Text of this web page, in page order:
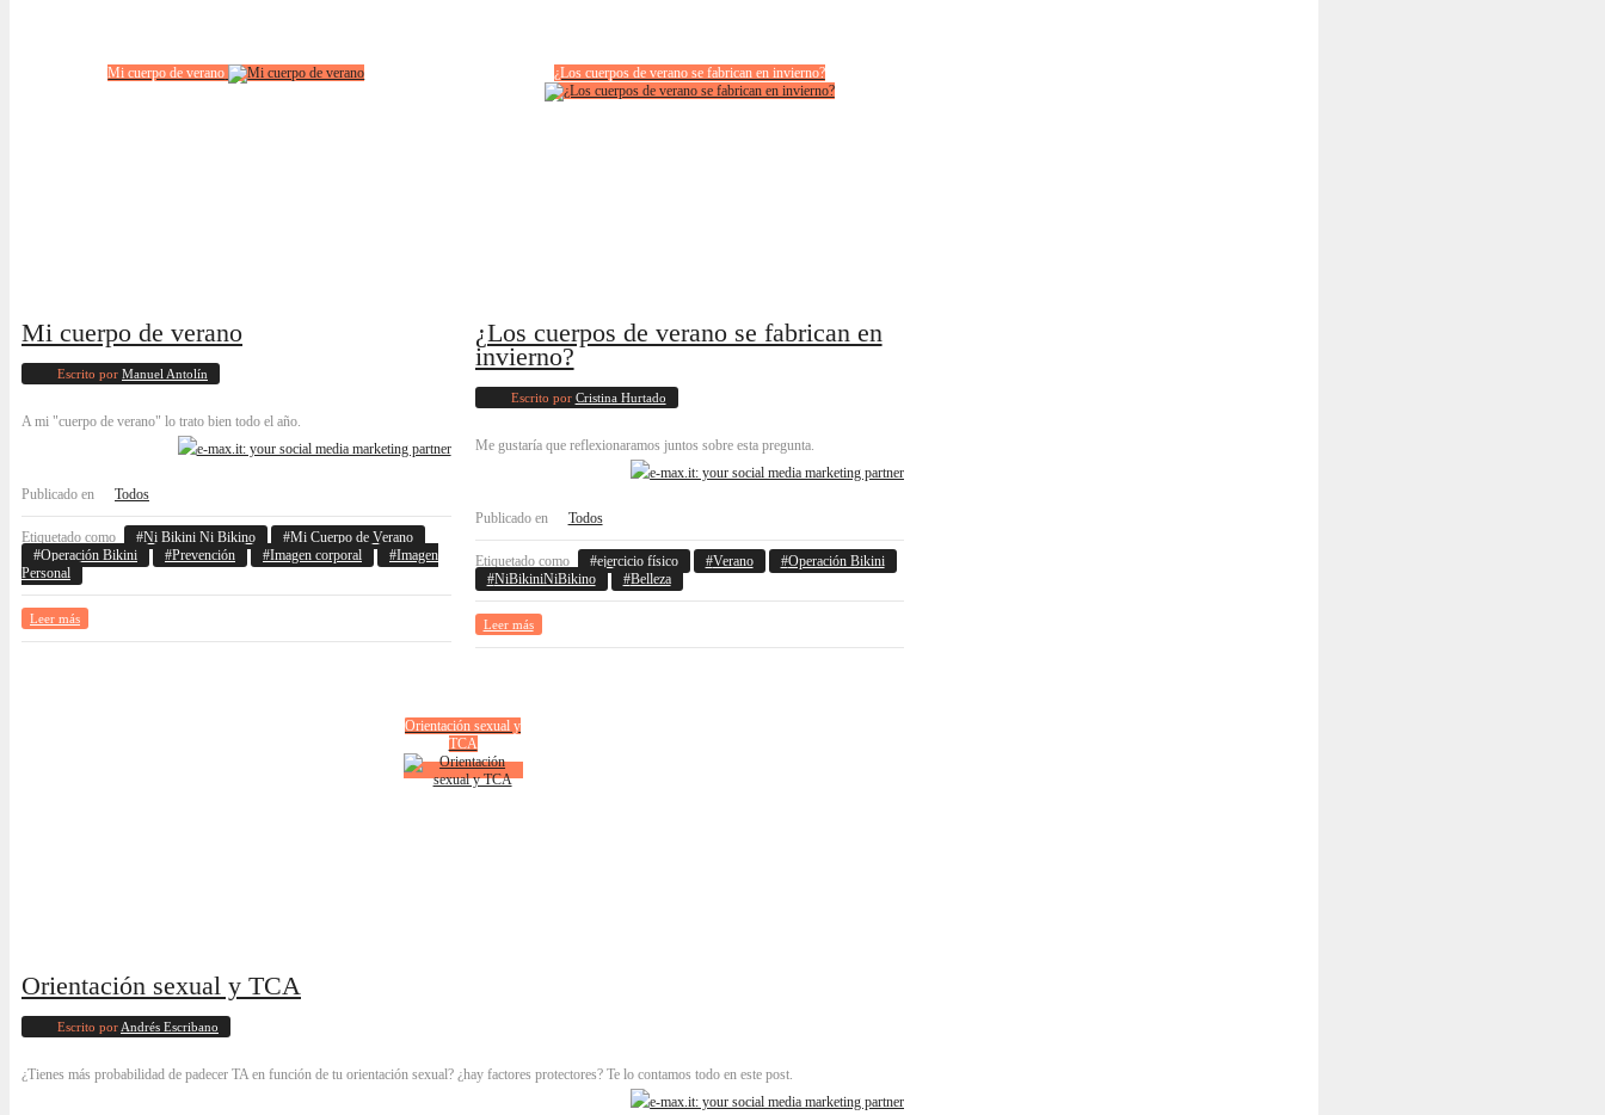
Mi cuerpo de verano
Mi cuerpo de verano
Escrito por Manuel Antolín
A mi "cuerpo de verano" lo trato bien todo el año.
Publicado en Todos
Etiquetado como Ni Bikini Ni Bikino
Mi Cuerpo de Verano
Operación Bikini
Prevención Imagen corporal
Imagen
Personal
Leer más
¿Los cuerpos de verano se fabrican en invierno?
¿Los cuerpos de verano se fabrican en
invierno?
Escrito por Cristina Hurtado
Me gustaría que reflexionaramos juntos sobre esta pregunta.
Publicado en Todos
Etiquetado como ejercicio físico Verano
Operación Bikini
NiBikiniNiBikino
Belleza
Leer más
Orientación sexual y
TCA
Orientación sexual y TCA
Escrito por Andrés Escribano
¿Tienes más probabilidad de padecer TA en función de tu orientación sexual? ¿hay factores protectores? Te lo contamos todo en este post.